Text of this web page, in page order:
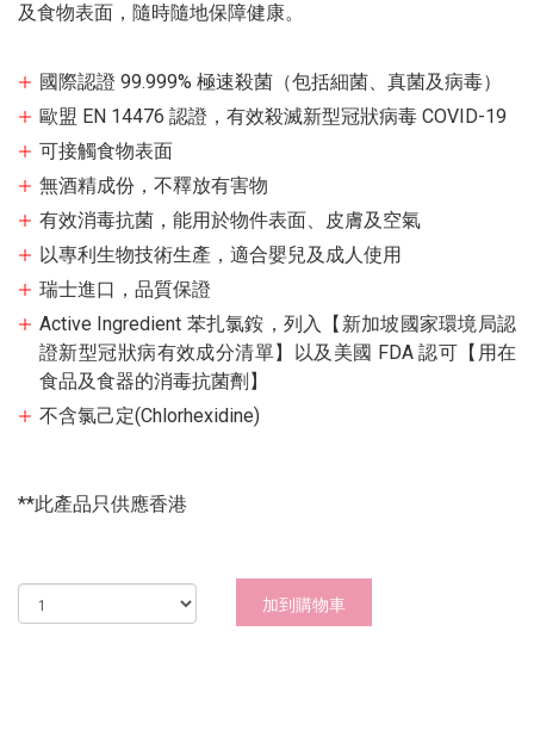
及食物表面，隨時隨地保障健康。
國際認證 99.999% 極速殺菌（包括細菌、真菌及病毒）
歐盟 EN 14476 認證，有效殺滅新型冠狀病毒 COVID-19
可接觸食物表面
無酒精成份，不釋放有害物
有效消毒抗菌，能用於物件表面、皮膚及空氣
以專利生物技術生產，適合嬰兒及成人使用
瑞士進口，品質保證
Active Ingredient 苯扎氯銨，列入【新加坡國家環境局認
證新型冠狀病有效成分清單】以及美國 FDA 認可【用在
食品及食器的消毒抗菌劑】
不含氯己定(Chlorhexidine)
**此產品只供應香港
加到購物車